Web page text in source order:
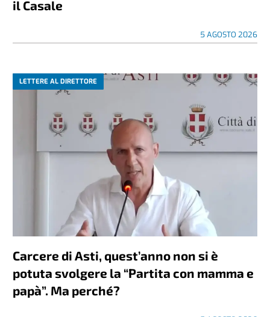
il Casale
5 AGOSTO 2026
LETTERE AL DIRETTORE
Carcere di Asti, quest’anno non si è
potuta svolgere la “Partita con mamma e
papà”. Ma perché?